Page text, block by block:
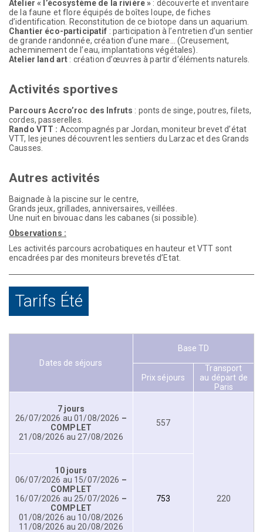
Atelier « l’écosystème de la rivière » : découverte et inventaire
de la faune et flore équipés de boîtes loupe, de fiches
d’identification. Reconstitution de ce biotope dans un aquarium.
Chantier éco-participatif : participation à l’entretien d’un sentier
de grande randonnée, création d’une mare… (Creusement,
acheminement de l’eau, implantations végétales).
Atelier land art : création d’œuvres à partir d’éléments naturels.
Activités sportives
Parcours Accro’roc des Infruts : ponts de singe, poutres, filets,
cordes, passerelles.
Rando VTT : Accompagnés par Jordan, moniteur brevet d’état
VTT, les jeunes découvrent les sentiers du Larzac et des Grands
Causses.
Autres activités
Baignade à la piscine sur le centre,
Grands jeux, grillades, anniversaires, veillées.
Une nuit en bivouac dans les cabanes (si possible).
Observations :
Les activités parcours acrobatiques en hauteur et VTT sont
encadrées par des moniteurs brevetés d’Etat.
Tarifs Été
Dates de séjours
Base TD
Prix séjours
Transport
au départ de
Paris
7 jours
26/07/2026 au 01/08/2026 –
COMPLET
21/08/2026 au 27/08/2026
557
220
10 jours
06/07/2026 au 15/07/2026 –
COMPLET
16/07/2026 au 25/07/2026 –
COMPLET
01/08/2026 au 10/08/2026
11/08/2026 au 20/08/2026
753